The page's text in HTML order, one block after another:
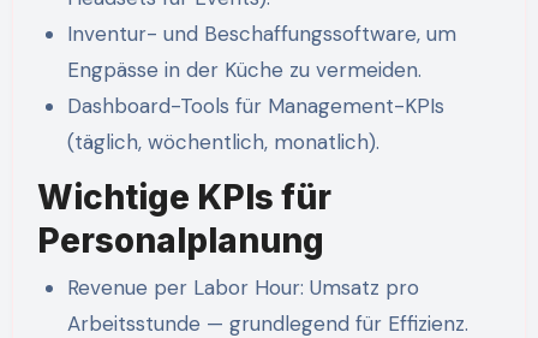
Inventur- und Beschaffungssoftware, um
Engpässe in der Küche zu vermeiden.
Dashboard-Tools für Management-KPIs
(täglich, wöchentlich, monatlich).
Wichtige KPIs für
Personalplanung
Revenue per Labor Hour: Umsatz pro
Arbeitsstunde — grundlegend für Effizienz.